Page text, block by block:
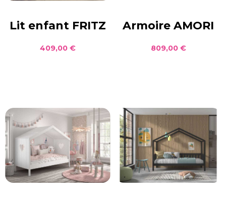
Lit enfant FRITZ
409,00 €
Armoire AMORI
809,00 €